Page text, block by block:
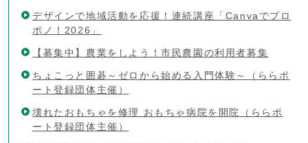
デザインで地域活動を応援！連続講座「Canvaでプロ
ボノ！2026」
【募集中】農業をしよう！市民農園の利用者募集
ちょこっと囲碁～ゼロから始める入門体験～（ららポ
ート登録団体主催）
壊れたおもちゃを修理 おもちゃ病院を開院（ららポ
ート登録団体主催）